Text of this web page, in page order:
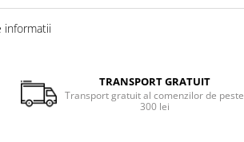
informatii
TRANSPORT GRATUIT
Transport gratuit al comenzilor de peste
300 lei